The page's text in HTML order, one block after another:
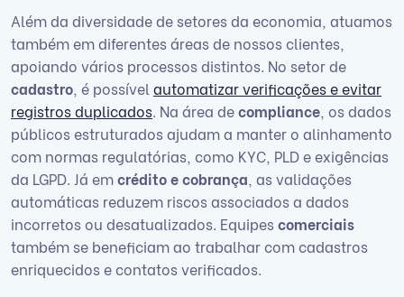
Além da diversidade de setores da economia, atuamos
também em diferentes áreas de nossos clientes,
apoiando vários processos distintos. No setor de
cadastro , é possível automatizar verificações e evitar
registros duplicados. Na área decompliance , os dados
públicos estruturados ajudam a manter o alinhamento
com normas regulatórias, como KYC, PLD e exigências
da LGPD. Já emcrédito e cobrança , as validações
automáticas reduzem riscos associados a dados
incorretos ou desatualizados. Equipescomerciais
também se beneficiam ao trabalhar com cadastros
enriquecidos e contatos verificados.